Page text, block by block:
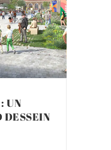
UN
DESSEIN